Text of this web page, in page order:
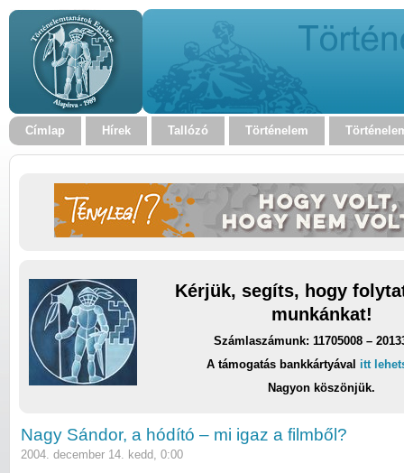
Címlap Hírek Tallózó Történelem
Kérjük, segíts, hogy
munkánkat!
Számlaszámunk: 11705008 –
A támogatás bankkártyával itt
Nagyon köszönjük.
Nagy Sándor, a hódító – mi igaz a filmből?
2004. december 14. kedd, 0:00